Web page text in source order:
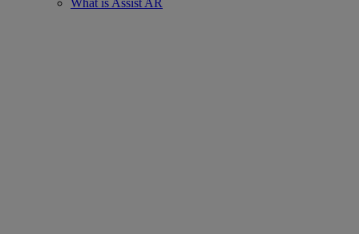
What is Assist AR